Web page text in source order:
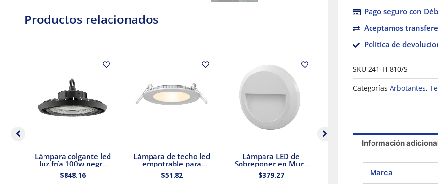
Productos relacionados
Lámpara colgante led
luz fría 100w negro
Tecnolite
$848.16
Lámpara de techo led
empotrable para
interior luz cálida 9w
Tecnolite
$51.82
Lámpara LED de
Sobreponer en Muro
Luz Cálida color
Blanco 1.62W Illux
$379.27
Sobreponer en Muro
Luz Cálida color Negro
1.2W Illux
402.25
Pago seguro con
Aceptamos
Política de
SKU 241-H-810/S
Categorías Arbotantes,
Información
Marca